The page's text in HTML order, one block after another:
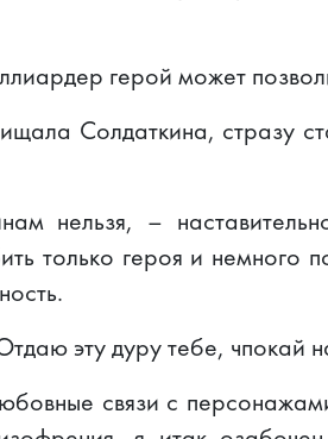
герой может
Солдаткина, стразу
нельзя, –
только героя и немного
эту дуру тебе, чпокай
связи с